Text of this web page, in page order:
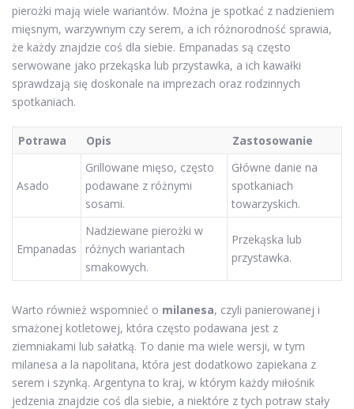
pierożki mają wiele wariantów. Można je spotkać z nadzieniem
mięsnym, warzywnym czy serem, a ich różnorodność sprawia,
że każdy znajdzie coś dla siebie. Empanadas są często
serwowane jako przekąska lub przystawka, a ich kawałki
sprawdzają się doskonale na imprezach oraz rodzinnych
spotkaniach.
Potrawa Opis Zastosowanie
Asado
Grillowane mięso, często
podawane z różnymi
sosami.
Główne danie na
spotkaniach
towarzyskich.
Empanadas
Nadziewane pierożki w
różnych wariantach
smakowych.
Przekąska lub
przystawka.
Warto również wspomnieć o milanesa, czyli panierowanej i
smażonej kotletowej, która często podawana jest z
ziemniakami lub sałatką. To danie ma wiele wersji, w tym
milanesa a la napolitana, która jest dodatkowo zapiekana z
serem i szynką. Argentyna to kraj, w którym każdy miłośnik
jedzenia znajdzie coś dla siebie, a niektóre z tych potraw stały